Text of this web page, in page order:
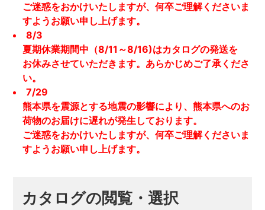
ご迷惑をおかけいたしますが、何卒ご理解くださいま
すようお願い申し上げます。
8/3
夏期休業期間中（8/11～8/16)はカタログの発送を
お休みさせていただきます。あらかじめご了承くださ
い。
7/29
熊本県を震源とする地震の影響により、熊本県へのお
荷物のお届けに遅れが発生しております。
ご迷惑をおかけいたしますが、何卒ご理解くださいま
すようお願い申し上げます。
カタログの閲覧・選択